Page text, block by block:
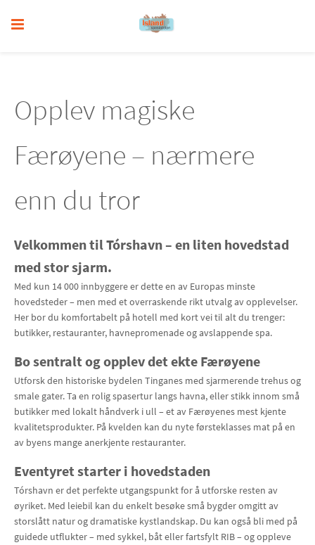
Opplev magiske
Færøyene – nærmere
enn du tror
Velkommen til Tórshavn – en liten hovedstad
med stor sjarm.
Med kun 14 000 innbyggere er dette en av Europas minste
hovedsteder – men med et overraskende rikt utvalg av opplevelser.
Her bor du komfortabelt på hotell med kort vei til alt du trenger:
butikker, restauranter, havnepromenade og avslappende spa.
Bo sentralt og opplev det ekte Færøyene
Utforsk den historiske bydelen Tinganes med sjarmerende trehus og
smale gater. Ta en rolig spasertur langs havna, eller stikk innom små
butikker med lokalt håndverk i ull – et av Færøyenes mest kjente
kvalitetsprodukter. På kvelden kan du nyte førsteklasses mat på en
av byens mange anerkjente restauranter.
Eventyret starter i hovedstaden
Tórshavn er det perfekte utgangspunkt for å utforske resten av
øyriket. Med leiebil kan du enkelt besøke små bygder omgitt av
storslått natur og dramatiske kystlandskap. Du kan også bli med på
guidede utflukter – med sykkel, båt eller fartsfylt RIB – og oppleve